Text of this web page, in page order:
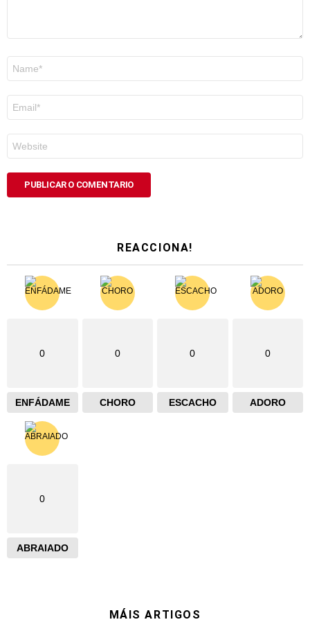
electrónico
*
REACCIONA!
0
ENFÁDAME
0
CHORO
0
ESCACHO
0
ADORO
0
ABRAIADO
MÁIS ARTIGOS